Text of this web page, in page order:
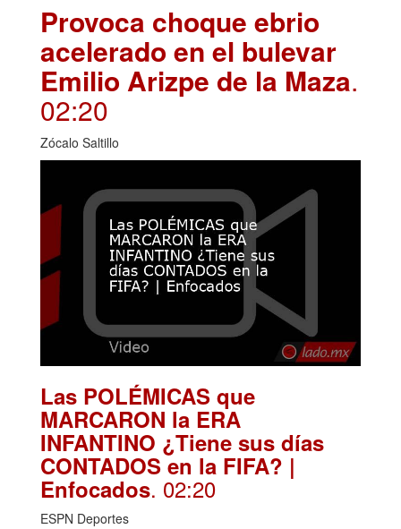
Provoca choque ebrio
acelerado en el bulevar
Emilio Arizpe de la Maza.
02:20
Zócalo Saltillo
Las POLÉMICAS que
MARCARON la ERA
INFANTINO ¿Tiene sus días
CONTADOS en la FIFA? |
Enfocados. 02:20
ESPN Deportes